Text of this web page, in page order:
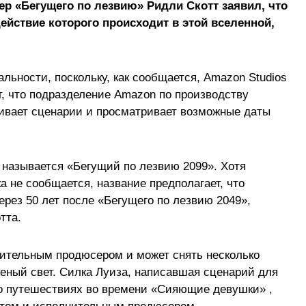
«Бегущего по лезвию» Ридли Скотт заявил, что
которого происходит в этой вселенной,
поскольку, как сообщается, Amazon Studios
что подразделение Amazon по производству
сценарии и просматривает возможные даты
«Бегущий по лезвию 2099». Хотя
не сообщается, название предполагает, что
50 лет после «Бегущего по лезвию 2049»,
продюсером и может снять несколько
свет. Силка Луиза, написавшая сценарий для
путешествиях во времени «Сияющие девушки» ,